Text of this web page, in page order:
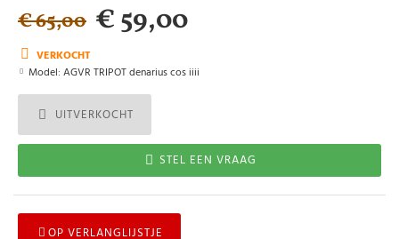
VERKOCHT
Model: AGVR TRIPOT denarius cos iiii
€ 59,00
€ 65,00
UITVERKOCHT
STEL EEN VRAAG
OP VERLANGLIJSTJE